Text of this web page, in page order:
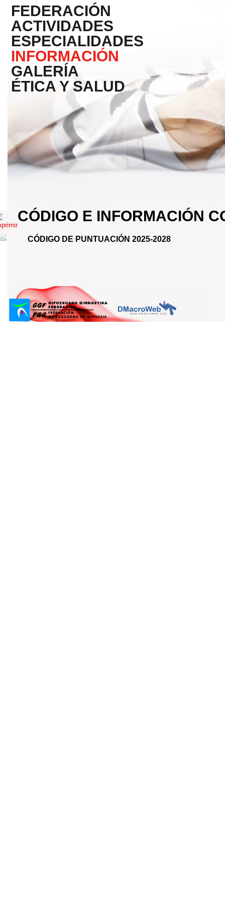
FEDERACIÓN
ACTIVIDADES
ESPECIALIDADES
INFORMACIÓN
GALERÍA
ÉTICA Y SALUD
CÓDIGO E INFORMACIÓN
CÓDIGO DE PUNTUACIÓN 2025-2028